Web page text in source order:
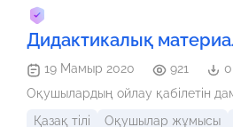
Дидактикалық
19 Мамыр 2020 921
0
Оқушылардың ойлау қабілетін
Қазақ тілі
Оқушылар жұмысы